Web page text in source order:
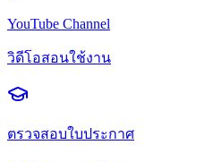
YouTube Channel
วิดีโอสอนใช้งาน
ตรวจสอบใบประกาศ